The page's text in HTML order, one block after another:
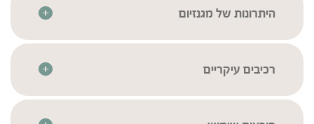
היתרונות של מגנזיום
נוסחת מגנזיום מתקדמת בצורות ציטראט ואוקסיד
מרבית
מיוצר בטכנולוגיה מתקדמת לשמירה על איכות וריכוז רכיבי
רכיבים עיקריים